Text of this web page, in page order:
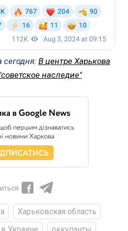
сегодня: В центре Харькова
наследие"
Харьковская область